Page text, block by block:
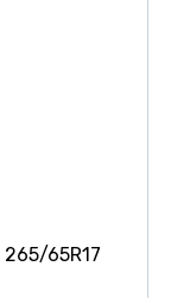
265/65R17